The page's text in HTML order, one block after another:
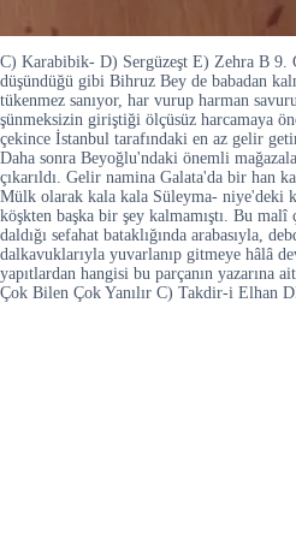
C) Karabibik- D) Sergüzeşt E) Zehra B 9.
düşündüğü gibi Bihruz Bey de babadan
tükenmez sanıyor, har vurup harman
şünmeksizin giriştiği ölçüsüz harcamaya
çekince İstanbul tarafındaki en az gelir
Daha sonra Beyoğlu'ndaki önemli
çıkarıldı. Gelir namina Galata'da bir han
Mülk olarak kala kala Süleyma- niye'deki
köşkten başka bir şey kalmamıştı. Bu
daldığı sefahat bataklığında arabasıyla,
dalkavuklarıyla yuvarlanıp gitmeye hâlâ
yapıtlardan hangisi bu parçanın
Çok Bilen Çok Yanılır C) Takdir-i Elhan